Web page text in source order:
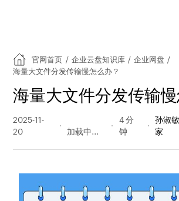
官网首页 / 企业云盘知识库 / 企业网盘 /
海量大文件分发传输慢怎么办？
海量大文件分发传输慢
2025-11-
20
量
4 分
钟
孙淑
家